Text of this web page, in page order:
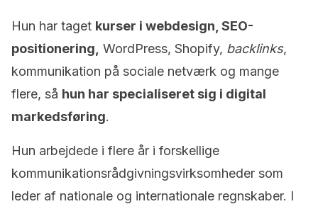
Hun har taget kurser i webdesign, SEO-
positionering, WordPress, Shopify, backlinks,
kommunikation på sociale netværk og mange
flere, så hun har specialiseret sig i digital
markedsføring.
Hun arbejdede i flere år i forskellige
kommunikationsrådgivningsvirksomheder som
leder af nationale og internationale regnskaber. I